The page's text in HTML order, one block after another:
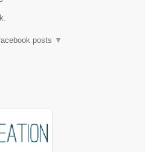
posts ▼